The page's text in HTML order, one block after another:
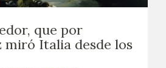
que por
miró Italia desde los